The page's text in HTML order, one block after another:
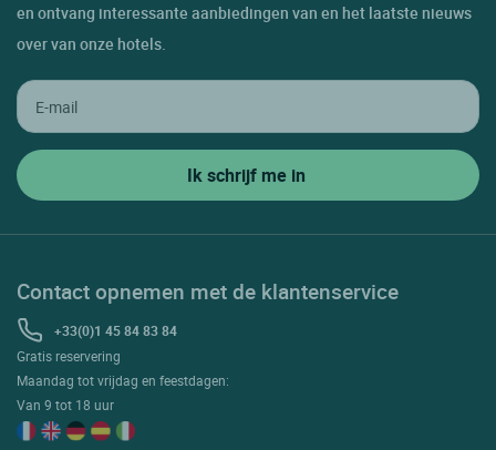
en ontvang interessante aanbiedingen van en het laatste nieuws
over van onze hotels.
Contact opnemen met de klantenservice
+33(0)1 45 84 83 84
Gratis reservering
Maandag tot vrijdag en feestdagen:
Van 9 tot 18 uur